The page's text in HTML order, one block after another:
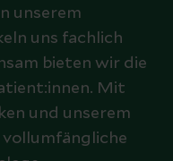
unserem
uns fachlich
bieten wir die
Mit
und unserem
vollumfängliche